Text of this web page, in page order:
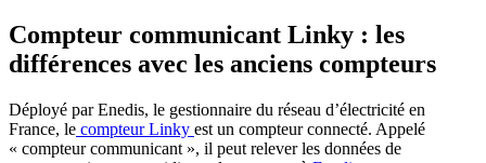
Compteur communicant Linky : les
différences avec les anciens compteurs
Déployé par Enedis, le gestionnaire du réseau d’électricité en
France, le compteur Linky est un compteur connecté. Appelé
« compteur communicant », il peut relever les données de